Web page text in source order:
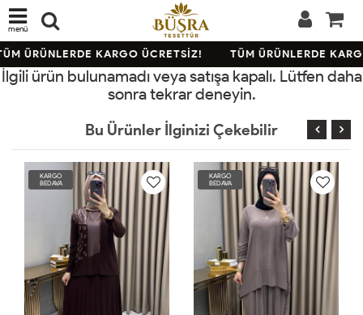
menü
ÜRÜNLERDE KARGO ÜCRETSİZ! TÜM ÜRÜNLERDE
İlgili ürün bulunamadı veya satışa kapalı. Lütfen daha
sonra tekrar deneyin.
Bu Ürünler İlginizi Çekebilir
KARGO
BEDAVA
KARGO
BEDAVA